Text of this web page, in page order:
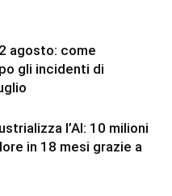
agosto: come
gli incidenti di
l’AI: 10 milioni
in 18 mesi grazie a